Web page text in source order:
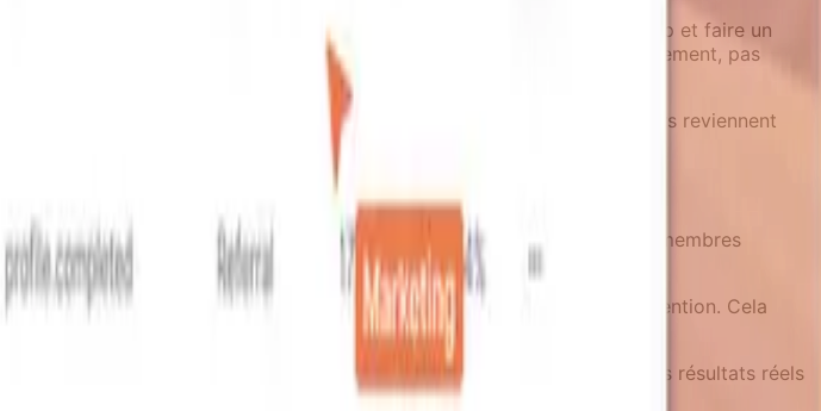
approches de repli, comme commencer avec des notifications in-app et faire un
basés sur le comportement utilisateur et le stade d'engagement, pas
garde les opportunités de réengagement visibles quand les utilisateurs reviennent
l'action cible - que ce soit activer une fonctionnalité, inviter des membres
plutôt que continuer avec des poussées non pertinentes.
des destinataires éligibles dès qu'ils complètent l'objectif de rétention. Cela
avoir recommencé à utiliser activement le produit.
les taux de completion de campagne, les équipes peuvent mesurer les résultats réels
lié directement à l'intervention de campagne.